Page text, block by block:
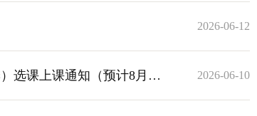
2026-06-12
选课上课通知（预计8月中 2026-06-10